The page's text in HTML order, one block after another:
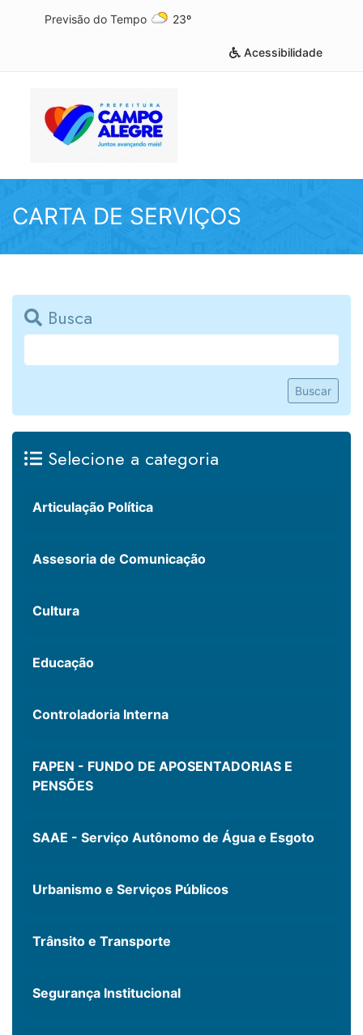
Previsão do Tempo 23º
Acessibilidade
CARTA DE SERVIÇOS
Busca
Buscar
Selecione a categoria
Articulação Política
Assesoria de Comunicação
Cultura
Educação
Controladoria Interna
FAPEN - FUNDO DE APOSENTADORIAS E
PENSÕES
SAAE - Serviço Autônomo de Água e Esgoto
Urbanismo e Serviços Públicos
Trânsito e Transporte
Segurança Institucional